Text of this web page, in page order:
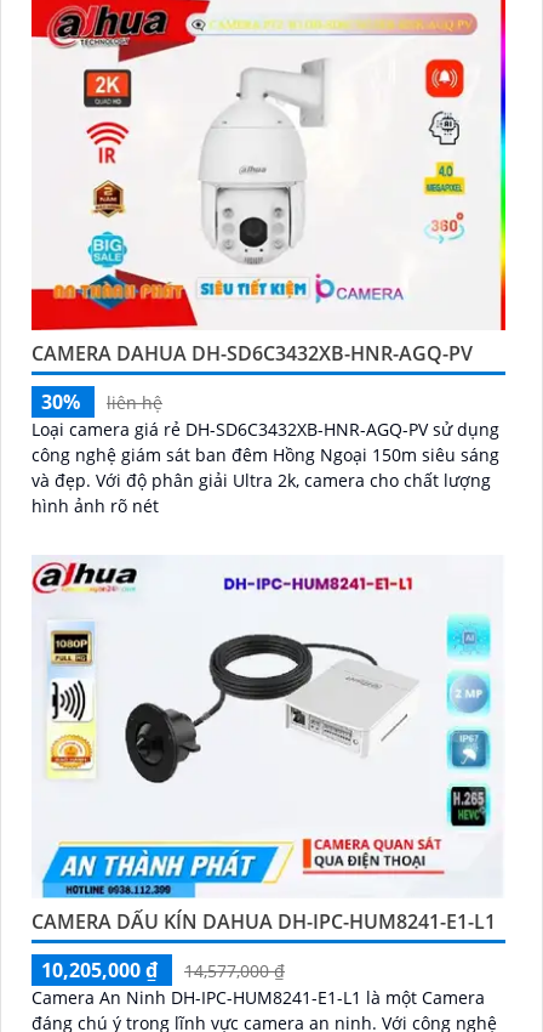
CAMERA DAHUA DH-SD6C3432XB-HNR-AGQ-PV
30%
liên hệ
Loại camera giá rẻ DH-SD6C3432XB-HNR-AGQ-PV sử dụng
công nghệ giám sát ban đêm Hồng Ngoại 150m siêu sáng
và đẹp. Với độ phân giải Ultra 2k, camera cho chất lượng
hình ảnh rõ nét
CAMERA DẤU KÍN DAHUA DH-IPC-HUM8241-E1-L1
10,205,000 ₫
14,577,000 ₫
Camera An Ninh DH-IPC-HUM8241-E1-L1 là một Camera
đáng chú ý trong lĩnh vực camera an ninh. Với công nghệ